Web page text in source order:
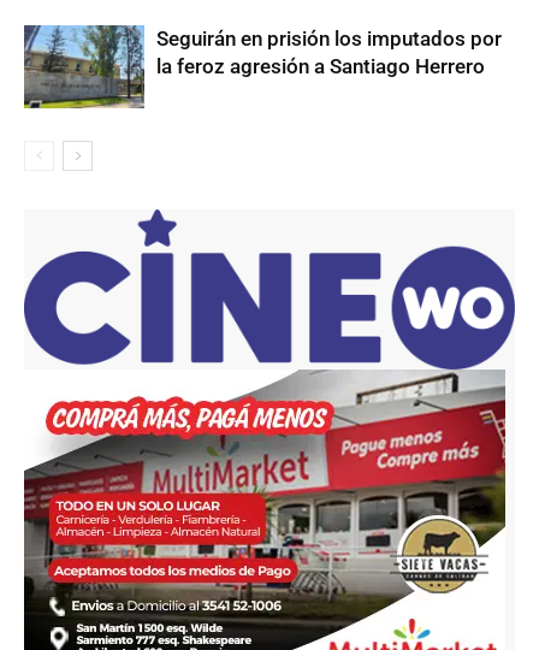
Seguirán en prisión los imputados por
la feroz agresión a Santiago Herrero